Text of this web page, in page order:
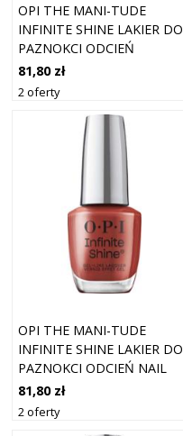
OPI THE MANI-TUDE
INFINITE SHINE LAKIER DO
PAZNOKCI ODCIEŃ
ROLLERBABE 15 ML
81,80 zł
2 oferty
OPI THE MANI-TUDE
INFINITE SHINE LAKIER DO
PAZNOKCI ODCIEŃ NAIL
PREP RALLY 15 ML
81,80 zł
2 oferty